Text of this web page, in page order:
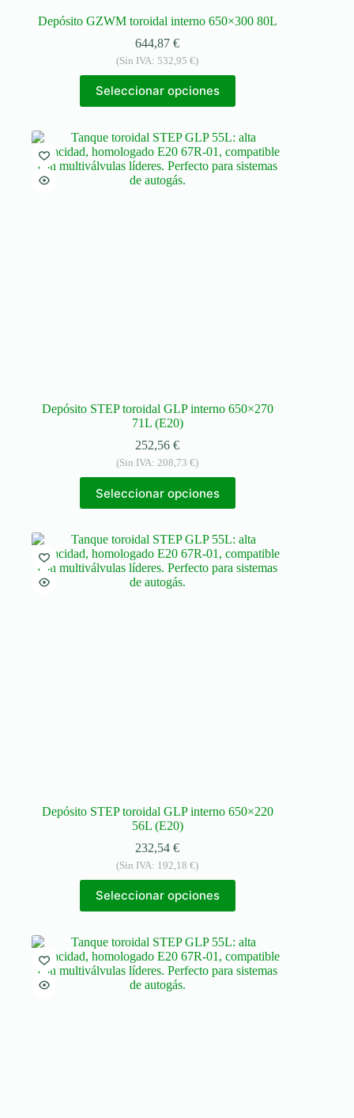
Depósito GZWM toroidal interno 650×300 80L
644,87€
(Sin IVA: 532,95€)
Seleccionar opciones
Depósito STEP toroidal GLP interno 650×270
71L (E20)
252,56€
(Sin IVA:208,73€)
Seleccionar opciones
Depósito STEP toroidal GLP interno 650×220
56L (E20)
232,54€
(Sin IVA: 192,18€)
Seleccionar opciones